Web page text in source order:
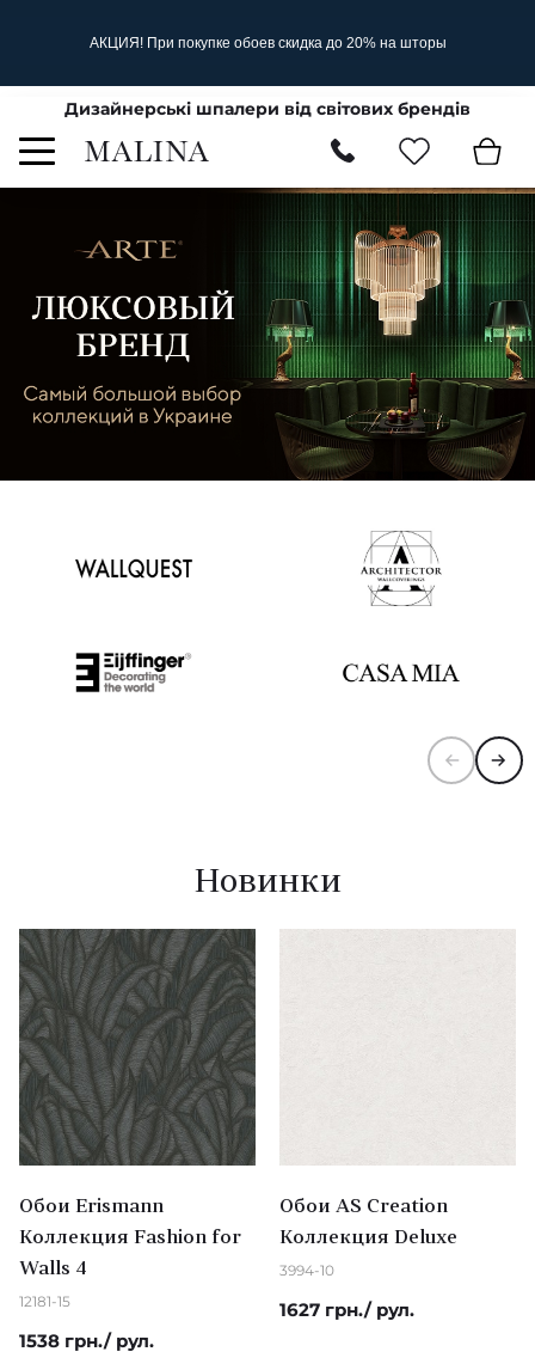
АКЦИЯ! При покупке обоев скидка до 20% на шторы
Дизайнерські шпалери від світових брендів
Новинки
Обои Erismann
Коллекция Fashion for
Walls 4
12181-15
1538 грн./ рул.
Обои AS Creation
Коллекция Deluxe
3994-10
1627 грн./ рул.